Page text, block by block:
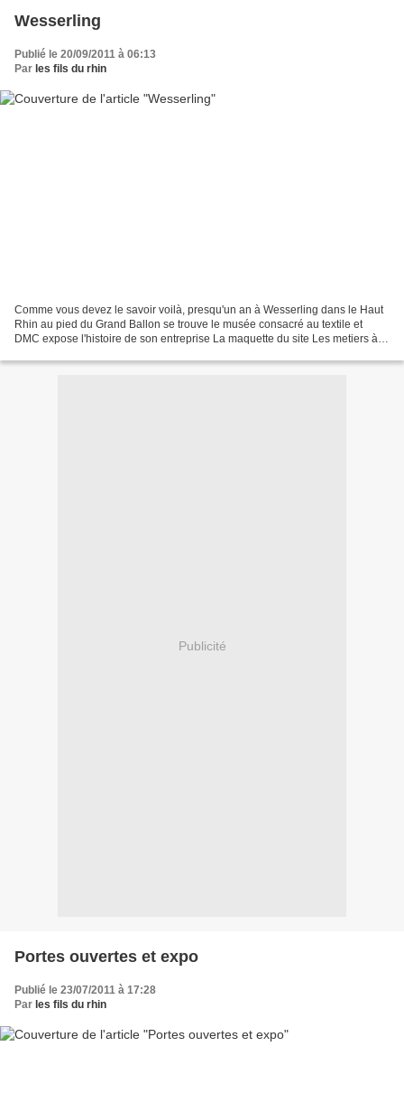
Wesserling
Publié le 20/09/2011 à 06:13
Par les fils du rhin
Comme vous devez le savoir voilà, presqu'un an à Wesserling dans le Haut
Rhin au pied du Grand Ballon se trouve le musée consacré au textile et
DMC expose l'histoire de son entreprise La maquette du site Les metiers à
Publicité
Portes ouvertes et expo
Publié le 23/07/2011 à 17:28
Par les fils du rhin